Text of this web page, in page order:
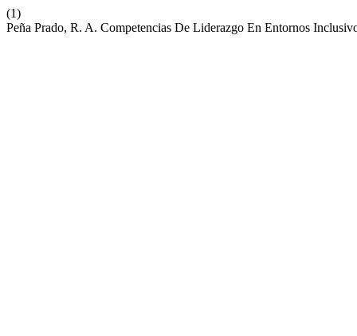
(1)
Peña Prado, R. A. Competencias De Liderazgo En Entornos